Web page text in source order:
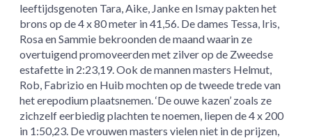
leeftijdsgenoten Tara, Aike, Janke en Ismay pakten het
brons op de 4 x 80 meter in 41,56. De dames Tessa, Iris,
Rosa en Sammie bekroonden de maand waarin ze
overtuigend promoveerden met zilver op de Zweedse
estafette in 2:23,19. Ook de mannen masters Helmut,
Rob, Fabrizio en Huib mochten op de tweede trede van
het erepodium plaatsnemen. ‘De ouwe kazen’ zoals ze
zichzelf eerbiedig plachten te noemen, liepen de 4 x 200
in 1:50,23. De vrouwen masters vielen niet in de prijzen,